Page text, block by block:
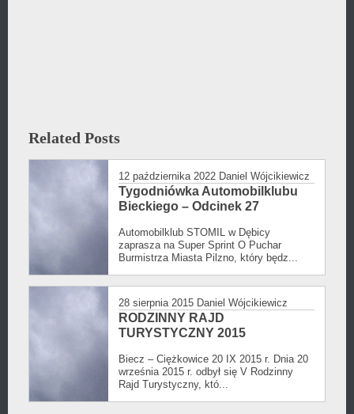
Related Posts
12 października 2022 Daniel Wójcikiewicz
Tygodniówka Automobilklubu
Bieckiego – Odcinek 27
Automobilklub STOMIL w Dębicy
zaprasza na Super Sprint O Puchar
Burmistrza Miasta Pilzno, który będz...
28 sierpnia 2015 Daniel Wójcikiewicz
RODZINNY RAJD
TURYSTYCZNY 2015
Biecz – Ciężkowice 20 IX 2015 r. Dnia 20
września 2015 r. odbył się V Rodzinny
Rajd Turystyczny, któ...